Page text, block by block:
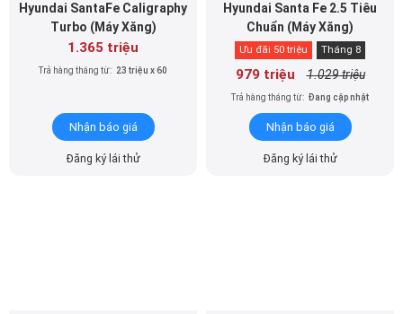
Hyundai SantaFe Caligraphy
Turbo (Máy Xăng)
1.365 triệu
Trả hàng tháng từ: 23 triệu x 60
Nhận báo giá
Đăng ký lái thử
Hyundai Santa Fe 2.5 Tiêu
Chuẩn (Máy Xăng)
Ưu đãi 50 triệu Tháng 8
979 triệu 1.029 triệu
Trả hàng tháng từ: Đang cập nhật
Nhận báo giá
Đăng ký lái thử